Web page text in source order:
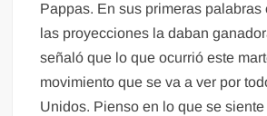
Pappas. En sus primeras palabras
las proyecciones la daban
señaló que lo que ocurrió este
movimiento que se va a ver por
Unidos. Pienso en lo que se